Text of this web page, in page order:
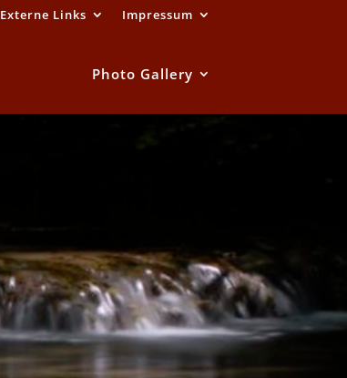
Externe Links Impressum
Photo Gallery